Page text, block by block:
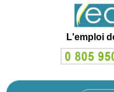
L'emploi